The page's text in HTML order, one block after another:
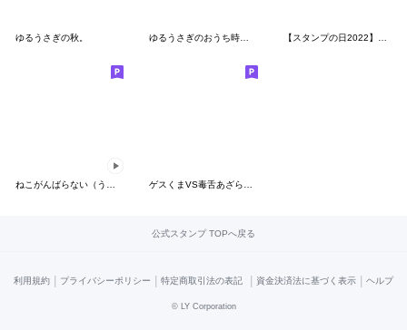
ゆるうさぎの秋。 ゆるうさぎのおうち時間。 【スタンプの日2022】ピスケ&うさぎ
公式スタンプ TOPへ戻る
利用規約 | プライバシーポリシー | 特定商取引法の表記 | 資金決済法に基づく表示 | ヘルプ
© LY Corporation